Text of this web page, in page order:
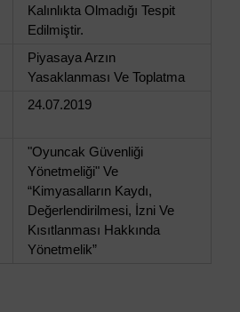
Kalınlıkta Olmadığı Tespit
Edilmiştir.
Piyasaya Arzın
Yasaklanması Ve Toplatma
24.07.2019
"Oyuncak Güvenliği
Yönetmeliği" Ve
“Kimyasalların Kaydı,
Değerlendirilmesi, İzni Ve
Kısıtlanması Hakkında
Yönetmelik”